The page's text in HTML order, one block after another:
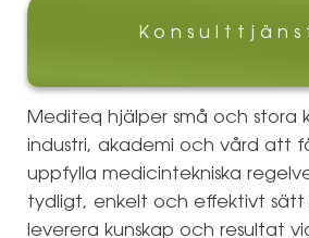
Mediteq hjälper små och stora
industri, akademi och vård att
uppfylla medicintekniska
tydligt, enkelt och effektivt
leverera kunskap och resultat